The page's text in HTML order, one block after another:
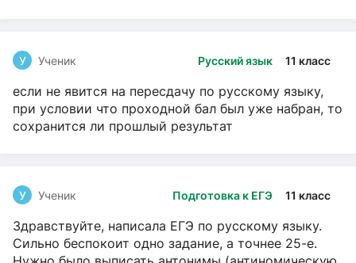
Русский язык 11 класс
У Ученик
если не явится на пересдачу по русскому языку,
при условии что проходной бал был уже набран, то
сохранится ли прошлый результат
Подготовка к ЕГЭ 11 класс
У Ученик
Здравствуйте, написала ЕГЭ по русскому языку.
Сильно беспокоит одно задание, а точнее 25-е.